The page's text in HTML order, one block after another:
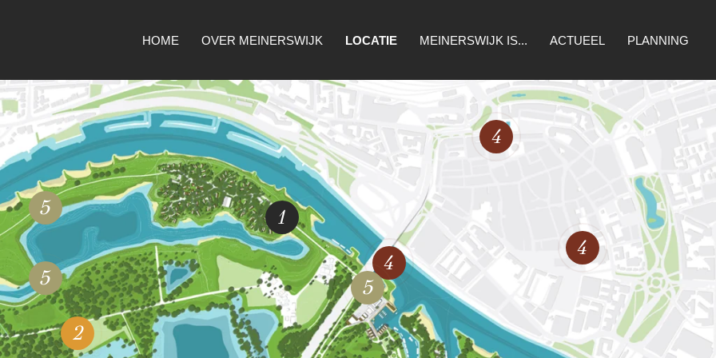
HOME OVER MEINERSWIJK LOCATIE MEINERSWIJK IS...
CULTUUR
ONDERNEMEN
RECREATIE
ACTUEEL PLANNING
1
4
4
4
5
5
5
2